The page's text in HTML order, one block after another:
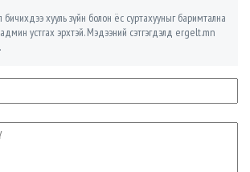
хууль зүйн болон ёс суртахууныг баримтална
админ устгах эрхтэй. Мэдээний сэтгэгдэлд ergelt.mn